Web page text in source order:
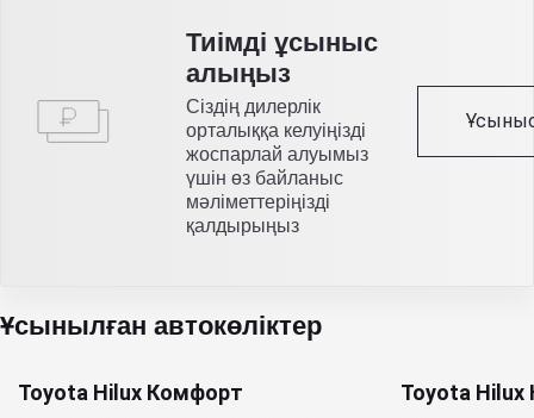
Тиімді ұсыныс
алыңыз
Сіздің дилерлік
орталыққа келуіңізді
жоспарлай алуымыз
үшін өз байланыс
мәліметтеріңізді
қалдырыңыз
Ұсынылған автокөліктер
Toyota Hilux Комфорт Toyota